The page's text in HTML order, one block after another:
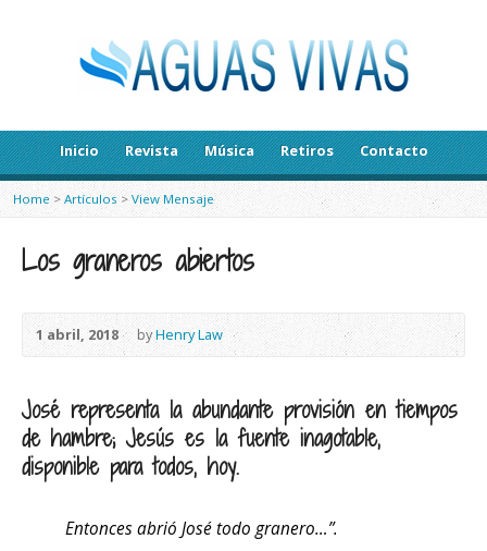
Inicio Revista Música Retiros Contacto
Home > Artículos > View Mensaje
Los graneros abiertos
1 abril, 2018 byHenry Law
José representa la abundante provisión en tiempos
de hambre; Jesús es la fuente inagotable,
disponible para todos, hoy.
Entonces abrió José todo granero…”.